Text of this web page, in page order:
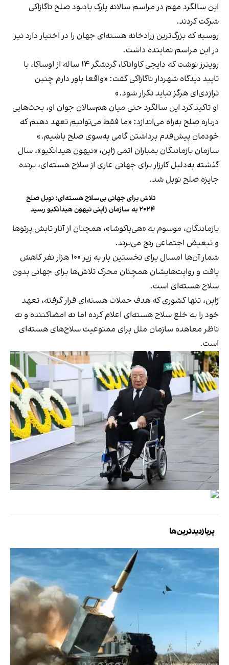
این سالگرد مهم در مراسم سالانه پارک یادبود صلح ناگازاکی
شرکت کردند.
روسیه که بزرگ‌ترین زرادخانه هسته‌ای جهان را در اختیار دارد نیز
در این مراسم نماینده داشت.
رویترز نوشت که دایجی کاواناکا، گردشگر ۱۴ ساله از اوساکا، با
تایید دیدگاه شهردار ناگازاکی گفت: «واقعا باور دارم چنین
تراژدی‌ای هرگز نباید تکرار شود.»
او تاکید کرد این سالگرد حتی میان هم‌سالان جوان او، بحث‌هایی
درباره صلح به‌راه می‌اندازد: «ما فقط می‌توانیم تعهد دهیم که
خودمان پیش‌قدم برداشتن گامی به‌سوی صلح باشیم.»
سازمان بازماندگان بمباران اتمی ژاپن، «نیهون هیدانکیو»، سال
گذشته به‌دلیل کارزار برای جهانی عاری از سلاح هسته‌ای، برنده
جایزه صلح نوبل شد.
تلاش برای جهانی بی‌سلاح هسته‌ای: نوبل صلح
۲۰۲۴ به سازمان ژاپنی نیهون هیدانکیو رسید
بازماندگان، موسوم به «هی‌باکوشا»، همچنان از آثار تابش پرتوها
و تبعیض اجتماعی رنج می‌برند.
شمار آن‌ها امسال برای نخستین بار به زیر ۱۰۰ هزار نفر کاهش
یافت و روایت‌هایشان همچنان محرک تلاش‌ها برای جهانی بدون
سلاح هسته‌ای است.
ژاپن، تنها کشوری که هدف حملات هسته‌ای قرار گرفته، تعهد
خود را به خلع سلاح هسته‌ای اعلام کرده اما نه امضاکننده و نه
ناظر معاهده سازمان ملل برای ممنوعیت سلاح‌های هسته‌ای
است.
پربازدیدترین‌ها